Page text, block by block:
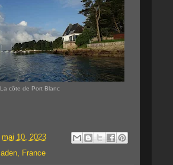
La côte de Port Blanc
mai 10, 2023
France